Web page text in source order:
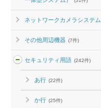
ネットワークカメラシステム
その他周辺機器 (7件)
セキュリティ用語 (242件)
あ行 (22件)
か行 (25件)